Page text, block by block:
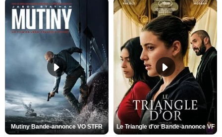
Mutiny Bande-annonce VO STFR Le Triangle d'or Bande-annonce VF